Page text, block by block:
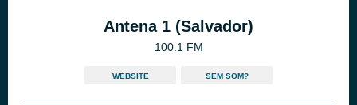
Antena 1 (Salvador)
100.1 FM
WEBSITE SEM SOM?